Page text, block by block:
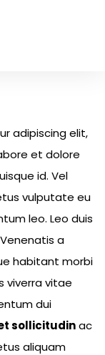
adipiscing elit,
et dolore
id. Vel
vulputate eu
leo. Leo duis
a
habitant morbi
viverra vitae
dui
sollicitudinac
aliquam